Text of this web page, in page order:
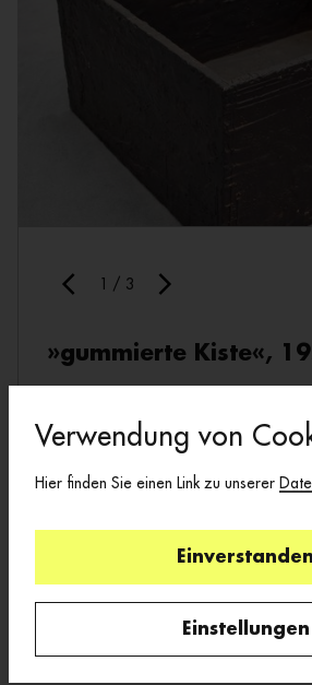
»gummierte Kiste«,
/ 3
gummierte
Verwendung von
Hier finden Sie einen Link zu unserer
Einverstanden
Einstellungen